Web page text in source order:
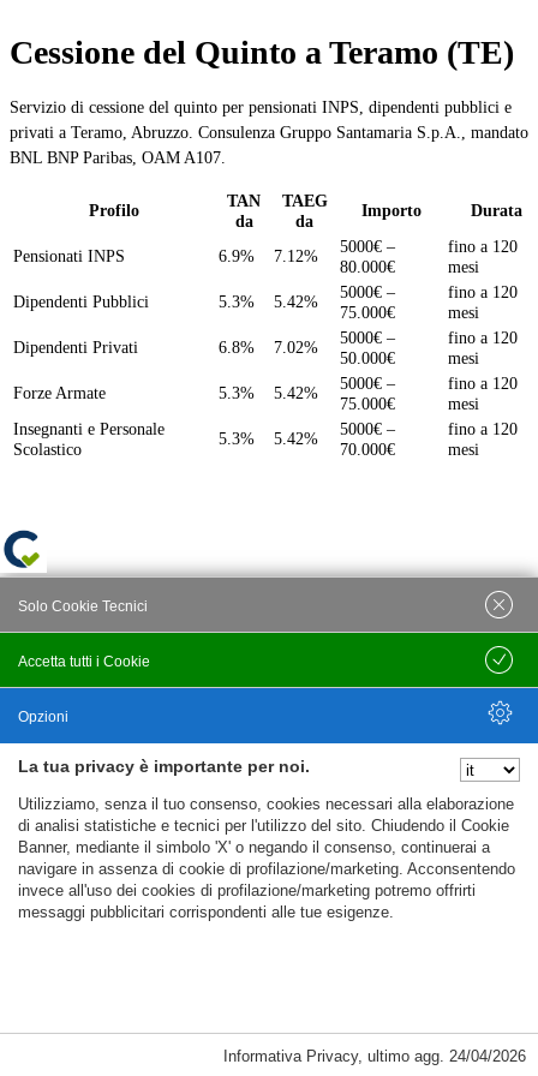
Cessione del Quinto a Teramo (TE)
Servizio di cessione del quinto per pensionati INPS, dipendenti pubblici e
privati a Teramo, Abruzzo. Consulenza Gruppo Santamaria S.p.A., mandato
BNL BNP Paribas, OAM A107.
Profilo
TAN
da
TAEG
da
Importo Durata
Pensionati INPS 6.9% 7.12%
5000€ –
80.000€
fino a 120
mesi
Dipendenti Pubblici
5.3% 5.42%
5000€ –
75.000€
fino a 120
mesi
Dipendenti Privati
6.8% 7.02%
5000€ –
50.000€
fino a 120
mesi
Forze Armate
5.3% 5.42%
5000€ –
75.000€
fino a 120
mesi
Insegnanti e Personale
Scolastico
5.3% 5.42%
5000€ –
70.000€
fino a 120
mesi
La tua privacy è importante per noi.
Utilizziamo, senza il tuo consenso, cookies necessari alla elaborazione
di analisi statistiche e tecnici per l'utilizzo del sito. Chiudendo il Cookie
Banner, mediante il simbolo 'X' o negando il consenso, continuerai a
navigare in assenza di cookie di profilazione/marketing. Acconsentendo
invece all'uso dei cookies di profilazione/marketing potremo offrirti
messaggi pubblicitari corrispondenti alle tue esigenze.
Cookie Necessari, Tecnici di Sessione
Accetta tutti i Cookie
Solo Cookie Tecnici
Salva
Opzioni
Nascondi Opzioni
Informativa Privacy, ultimo agg. 24/04/2026